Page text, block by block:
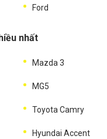
Ford
nhất
Mazda 3
MG5
Toyota Camry
Hyundai Accent